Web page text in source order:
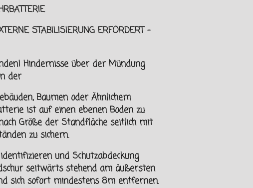
STABILISIERUNG ERFORDERT -
Hindernisse über der Mündung
der
Baumen oder Ähnlichem
ist auf einen ebenen Boden zu
Größe der Standfläche seitlich mit
zu sichern.
und Schutzabdeckung
seitwärts stehend am äußersten
sich sofort mindestens 8m entfernen.